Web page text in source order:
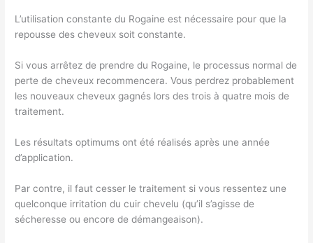
L’utilisation constante du Rogaine est nécessaire pour que la
repousse des cheveux soit constante.
Si vous arrêtez de prendre du Rogaine, le processus normal de
perte de cheveux recommencera. Vous perdrez probablement
les nouveaux cheveux gagnés lors des trois à quatre mois de
traitement.
Les résultats optimums ont été réalisés après une année
d’application.
Par contre, il faut cesser le traitement si vous ressentez une
quelconque irritation du cuir chevelu (qu’il s’agisse de
sécheresse ou encore de démangeaison).